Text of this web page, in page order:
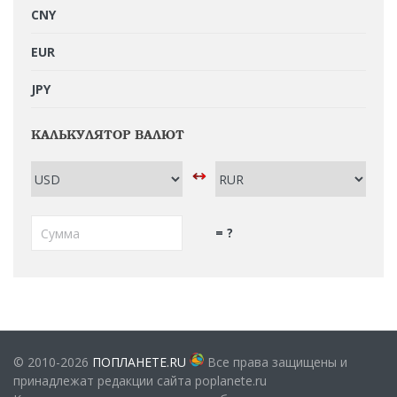
CNY
EUR
JPY
КАЛЬКУЛЯТОР ВАЛЮТ
= ?
© 2010-2026 ПОПЛАНЕТЕ.RU
Все права защищены и
принадлежат редакции сайта poplanete.ru